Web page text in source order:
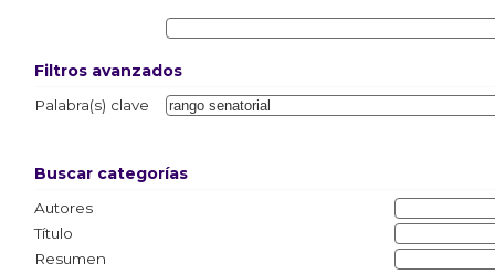
Filtros avanzados
Palabra(s) clave
Buscar categorías
Autores
Título
Resumen